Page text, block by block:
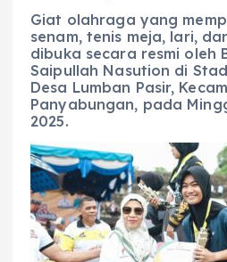
Giat olahraga yang
senam, tenis meja, lari,
dibuka secara resmi oleh
Saipullah Nasution di
Desa Lumban Pasir,
Panyabungan, pada
2025.